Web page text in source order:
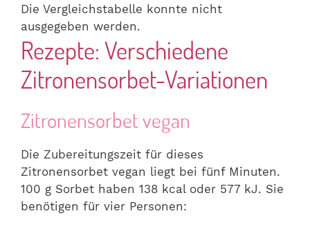
Die Vergleichstabelle konnte nicht
ausgegeben werden.
Rezepte: Verschiedene
Zitronensorbet-Variationen
Zitronensorbet vegan
Die Zubereitungszeit für dieses
Zitronensorbet vegan liegt bei fünf Minuten.
100 g Sorbet haben 138 kcal oder 577 kJ. Sie
benötigen für vier Personen: